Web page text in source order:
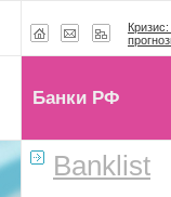
Банки РФ
Banklist